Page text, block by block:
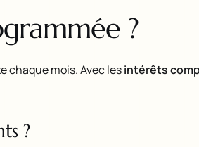
?
chaque mois. Avec lesintérêts
?